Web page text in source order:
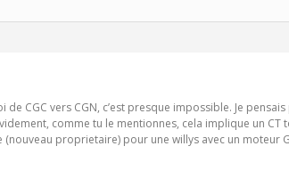
de CGC vers CGN, c’est presque impossible. Je
comme tu le mentionnes, cela implique un
(nouveau proprietaire) pour une willys avec un moteur